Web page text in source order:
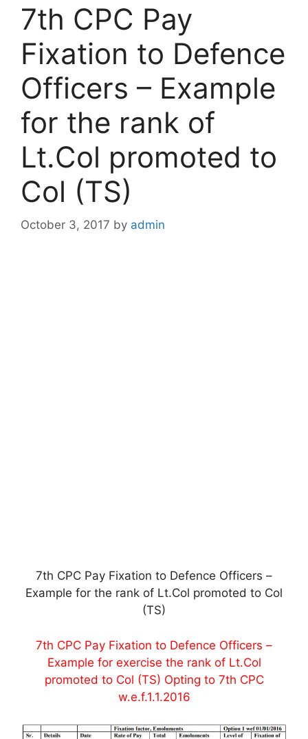
7th CPC Pay
Fixation to Defence
Officers – Example
for the rank of
Lt.Col promoted to
Col (TS)
October 3, 2017 by admin
7th CPC Pay Fixation to Defence Officers –
Example for the rank of Lt.Col promoted to Col
(TS)
7th CPC Pay Fixation to Defence Officers –
Example for exercise the rank of Lt.Col
promoted to Col (TS) Opting to 7th CPC
w.e.f.1.1.2016